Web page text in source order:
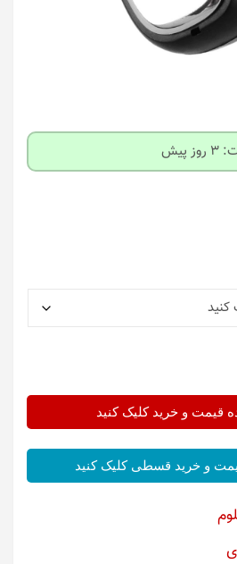
قیمت و خرید کلیک کنید
و خرید قسطی کلیک کنید